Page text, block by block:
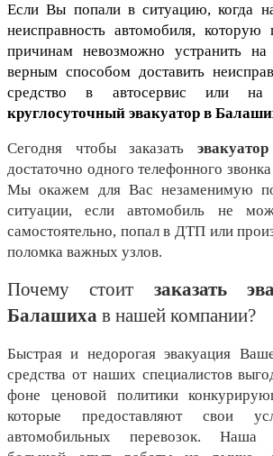
Если Вы попали в ситуацию, когда
неисправность автомобиля,
причинам невозможно устранить
верным способом доставить
круглосуточный эвакуатор в
Сегодня чтобы заказать
достаточно одного телефонного
Мы окажем для Вас незаменимую
ситуации, если автомобиль не
самостоятельно, попал в ДТП или
поломка важных узлов.
Почему стоит заказать
Балашиха в нашей компании?
Быстрая и недорогая эвакуация
средства от наших специалистов
фоне ценовой политики
которые предоставляют свои
автомобильных перевозок. Наша